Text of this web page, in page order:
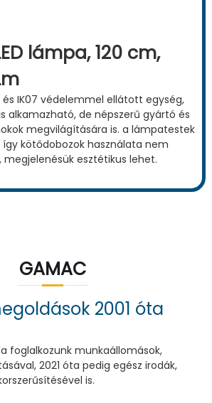
lámpa, 120 cm,
és IK07 védelemmel ellátott egység,
alkamazható, de népszerű gyártó és
megvilágítására is. a lámpatestek
kötődobozok használata nem
megjelenésük esztétikus lehet.
GAMAC
2001 óta
foglalkozunk munkaállomások,
2021 óta pedig egész irodák,
is.